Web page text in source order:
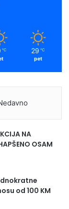
℃ 29 ℃
pet
NA
OSAM
od 100 KM